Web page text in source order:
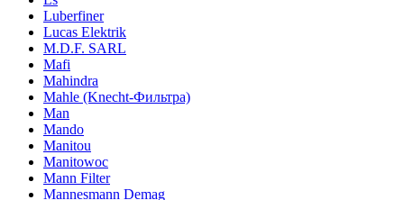
Luberfiner
Lucas Elektrik
M.D.F. SARL
Mafi
Mahindra
Mahle (Knecht-Фильтра)
Man
Mando
Manitou
Manitowoc
Mann Filter
Mannesmann Demag